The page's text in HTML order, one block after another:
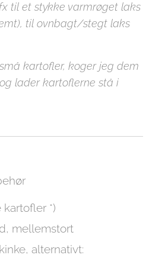
til et stykke varmrøget laks
til ovnbagt/stegt laks
kartofler, koger jeg dem
lader kartoflerne stå i
*)
mellemstort
alternativt: